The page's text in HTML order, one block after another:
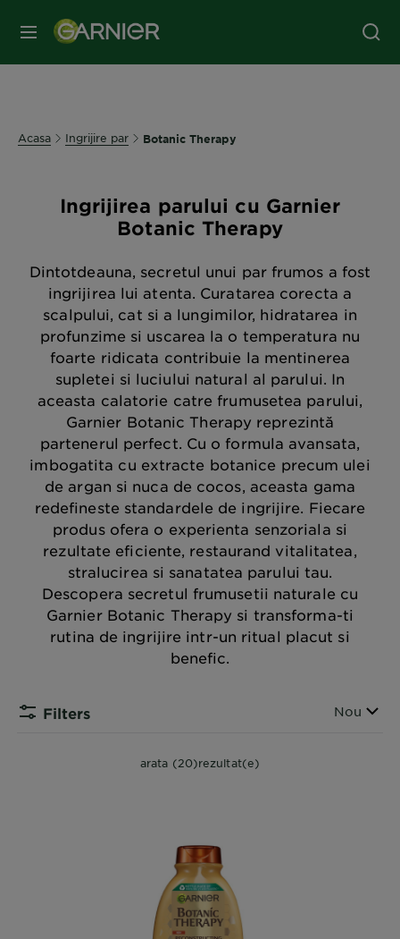
MENIU
Acasa Ingrijire par Botanic Therapy
Ingrijirea parului cu Garnier
Botanic Therapy
Dintotdeauna, secretul unui par frumos a fost
ingrijirea lui atenta. Curatarea corecta a
scalpului, cat si a lungimilor, hidratarea in
profunzime si uscarea la o temperatura nu
foarte ridicata contribuie la mentinerea
supletei si luciului natural al parului. In
aceasta calatorie catre frumusetea parului,
Garnier Botanic Therapy reprezintă
partenerul perfect. Cu o formula avansata,
imbogatita cu extracte botanice precum ulei
de argan si nuca de cocos, aceasta gama
redefineste standardele de ingrijire. Fiecare
produs ofera o experienta senzoriala si
rezultate eficiente, restaurand vitalitatea,
stralucirea si sanatatea parului tau.
Descopera secretul frumusetii naturale cu
Garnier Botanic Therapy si transforma-ti
rutina de ingrijire intr-un ritual placut si
benefic.
Filters Sorteaza
Nou
arata (20)rezultat(e)